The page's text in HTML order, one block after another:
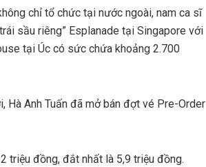
chỉ tổ chức tại nước ngoài, nam ca sĩ
sầu riêng” Esplanade tại Singapore với
tại Úc có sức chứa khoảng 2.700
Hà Anh Tuấn đã mở bán đợt vé Pre-Order
triệu đồng, đắt nhất là 5,9 triệu đồng.